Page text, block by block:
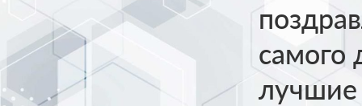
самого